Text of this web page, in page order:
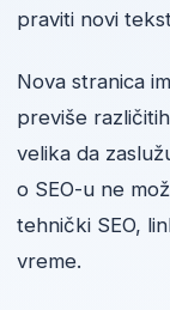
praviti novi
Nova stranica
previše
velika da
o SEO-u ne
tehnički SEO,
vreme.